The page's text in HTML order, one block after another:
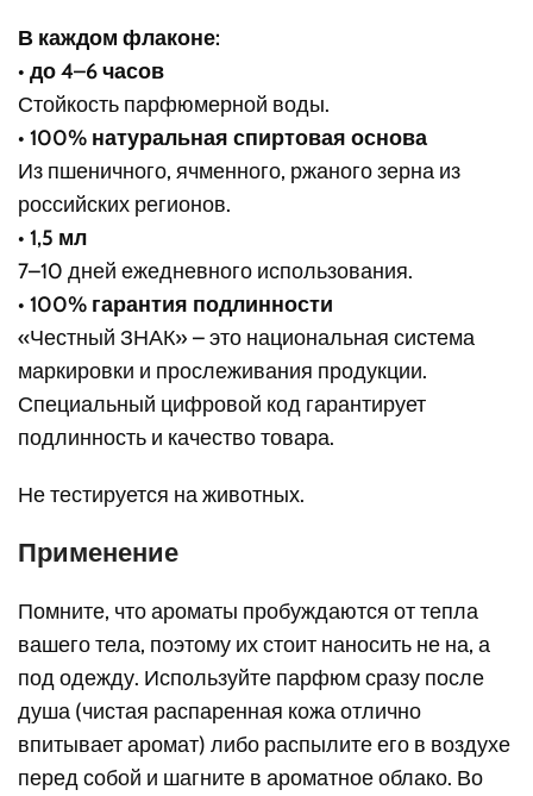
В каждом флаконе:
•до 4–6 часов
Стойкость парфюмерной воды.
•100% натуральная спиртовая основа
Из пшеничного, ячменного, ржаного зерна из
российских регионов.
•1,5 мл
7–10 дней ежедневного использования.
•100% гарантия подлинности
«Честный ЗНАК» – это национальная система
маркировки и прослеживания продукции.
Специальный цифровой код гарантирует
подлинность и качество товара.
Не тестируется на животных.
Применение
Помните, что ароматы пробуждаются от тепла
вашего тела, поэтому их стоит наносить не на, а
под одежду. Используйте парфюм сразу после
душа (чистая распаренная кожа отлично
впитывает аромат) либо распылите его в воздухе
перед собой и шагните в ароматное облако. Во